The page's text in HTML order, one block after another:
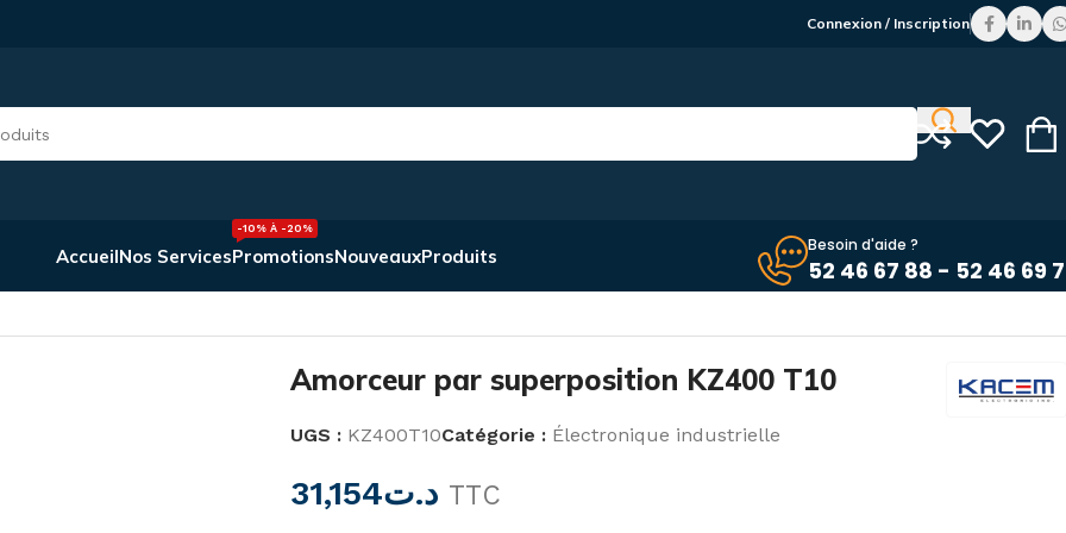
Connexion / Inscription
AccueilNos ServicesPromotions
-10% À -20%
NouveauxProduits Besoin d'aide ?
52 46 67 88 - 52 46 69
Amorceur par superposition KZ400 T10
UGS : KZ400T10Catégorie : Électronique industrielle
د.ت31,154 TTC